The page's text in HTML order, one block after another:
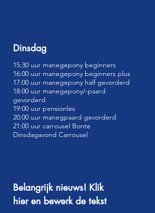
Dinsdag
15:30 uur manegepony beginners
16:00 uur manegepony beginners plus
17:00 uur manegepony half gevorderd
18:00 uur manegepony/-paard
gevorderd
19:00 uur pensionles
20:00 uur manegpaard gevorderd
21:00 uur carrousel Bonte
Dinsdagavond Carrousel
Belangrijk nieuws! Klik
hier en bewerk de tekst